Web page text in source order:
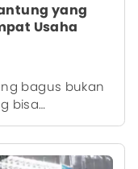
yang
Usaha
bagus bukan
bisa
dari itu, kipas
dengan luas
hingga